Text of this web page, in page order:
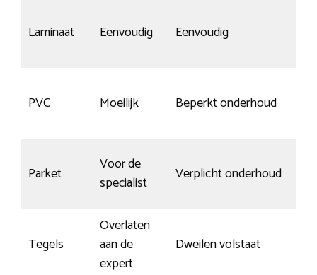
Laminaat Eenvoudig Eenvoudig
PVC Moeilijk Beperkt onderhoud
Parket
Voor de
specialist
Verplicht onderhoud
Tegels
Overlaten
aan de
expert
Dweilen volstaat